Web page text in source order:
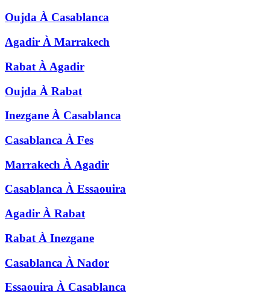
Oujda À Casablanca
Agadir À Marrakech
Rabat À Agadir
Oujda À Rabat
Inezgane À Casablanca
Casablanca À Fes
Marrakech À Agadir
Casablanca À Essaouira
Agadir À Rabat
Rabat À Inezgane
Casablanca À Nador
Essaouira À Casablanca